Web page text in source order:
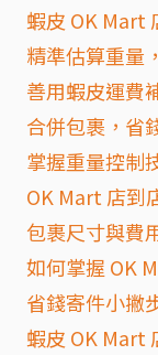
蝦皮 OK Mart
精準估算重量
善用蝦皮運費
合併包裹，省
掌握重量控制
OK Mart 店到
包裹尺寸與費
如何掌握 OK
省錢寄件小撇
蝦皮 OK Mart